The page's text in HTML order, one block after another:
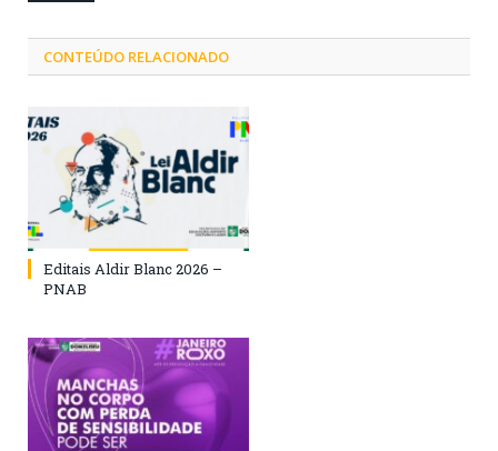
CONTEÚDO RELACIONADO
Editais Aldir Blanc 2026 –
PNAB